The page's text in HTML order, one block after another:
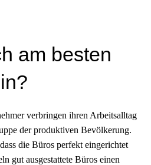
am besten
verbringen ihren Arbeitsalltag
der produktiven Bevölkerung.
die Büros perfekt eingerichtet
gut ausgestattete Büros einen